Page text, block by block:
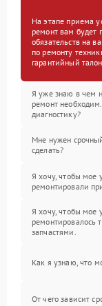
На этапе приема
ремонт вам будет
обязательств на
по ремонту
гарантийный
Я уже знаю в чем
ремонт
диагностику?
Мне нужен
сделать?
Я хочу, чтобы мое
ремонтировали
Я хочу, чтобы мое
ремонтировалось
запчастями.
Как я узнаю, что
От чего зависит